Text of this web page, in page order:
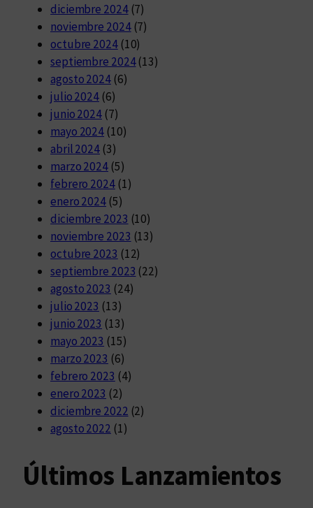
diciembre 2024(7)
noviembre 2024(7)
octubre 2024(10)
septiembre 2024(13)
agosto 2024(6)
julio 2024 (6)
junio 2024 (7)
mayo 2024 (10)
abril 2024 (3)
marzo 2024 (5)
febrero 2024(1)
enero 2024 (5)
diciembre 2023 (10)
noviembre 2023 (13)
octubre 2023 (12)
septiembre 2023 (22)
agosto 2023 (24)
julio 2023 (13)
junio 2023 (13)
mayo 2023 (15)
marzo 2023 (6)
febrero 2023 (4)
enero 2023 (2)
diciembre 2022 (2)
agosto 2022 (1)
Últimos Lanzamientos